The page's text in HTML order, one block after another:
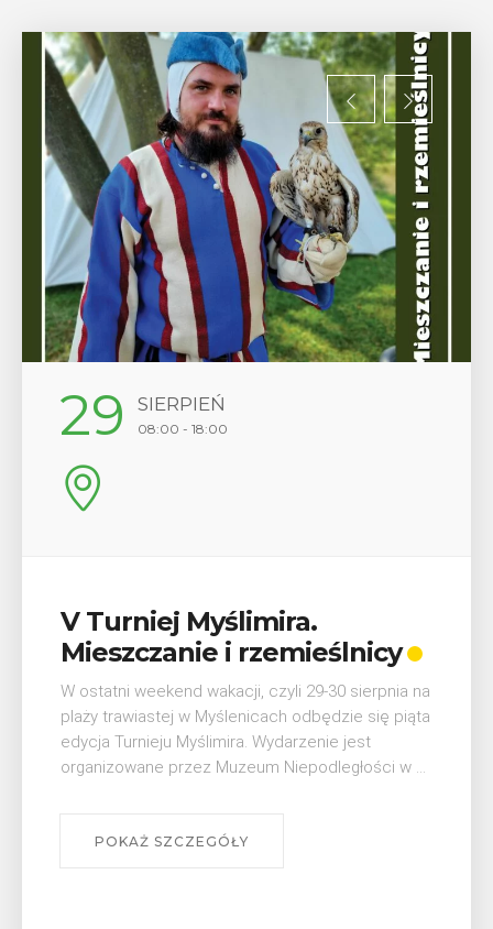
czyli 29-30 sierpnia na
odbędzie się piąta
jest
Niepodległości w ...
Wykład „Jak
odznaki na
szlakach?”
W środę 12 sierpnia o godz. 17
Bibliotece Publicznej w
wykład Mateusza Murzyna,